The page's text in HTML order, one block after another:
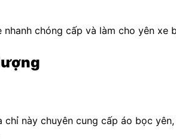
chóng cấp và làm cho yên xe
này chuyên cung cấp áo bọc